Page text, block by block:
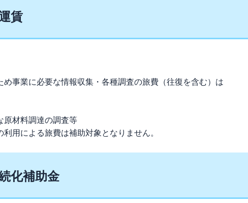
賃
め事業に必要な情報収集・各種調査の旅費（往復を含む）は
原材料調達の調査等
用による旅費は補助対象となりません。
化補助金